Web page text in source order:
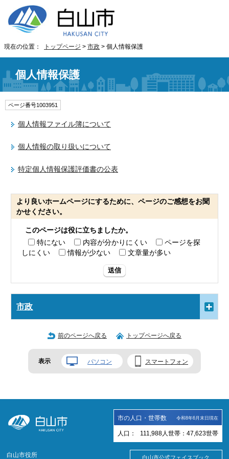
現在の位置： トップページ > 市政 > 個人情報保護
個人情報保護
ページ番号1003951
個人情報ファイル簿について
個人情報の取り扱いについて
特定個人情報保護評価書の公表
より良いホームページにするために、ページのご感想をお聞
かせください。
このページは役に立ちましたか。
特にない
内容が分かりにくい
ページを探
しにくい
情報が少ない 文章量が多い
送信
市政
前のページへ戻る トップページへ戻る
表示 パソコン スマートフォン
市の人口・世帯数 令和8年6月末日現在
人口： 111,988 人 世帯： 47,623世帯
白山市役所 白山市公式フェイスブック